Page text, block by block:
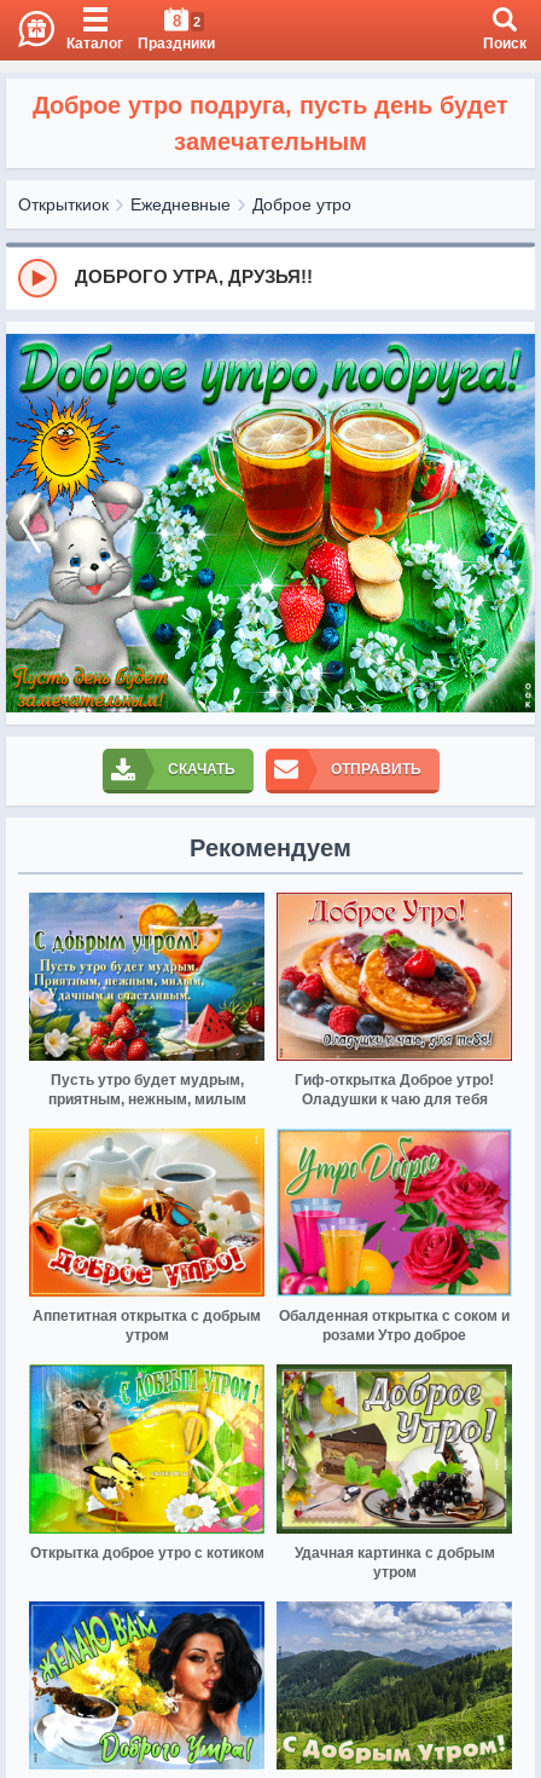
Каталог
8 2
Праздники Поиск
Доброе утро подруга, пусть день будет
замечательным
Открыткиок Ежедневные Доброе утро
ДОБРОГО УТРА, ДРУЗЬЯ!!
СКАЧАТЬ ОТПРАВИТЬ
Рекомендуем
Пусть утро будет мудрым,
приятным, нежным, милым
Гиф-открытка Доброе утро!
Оладушки к чаю для тебя
Аппетитная открытка с добрым
утром
Обалденная открытка с соком и
розами Утро доброе
Открытка доброе утро с котиком
Удачная картинка с добрым
утром